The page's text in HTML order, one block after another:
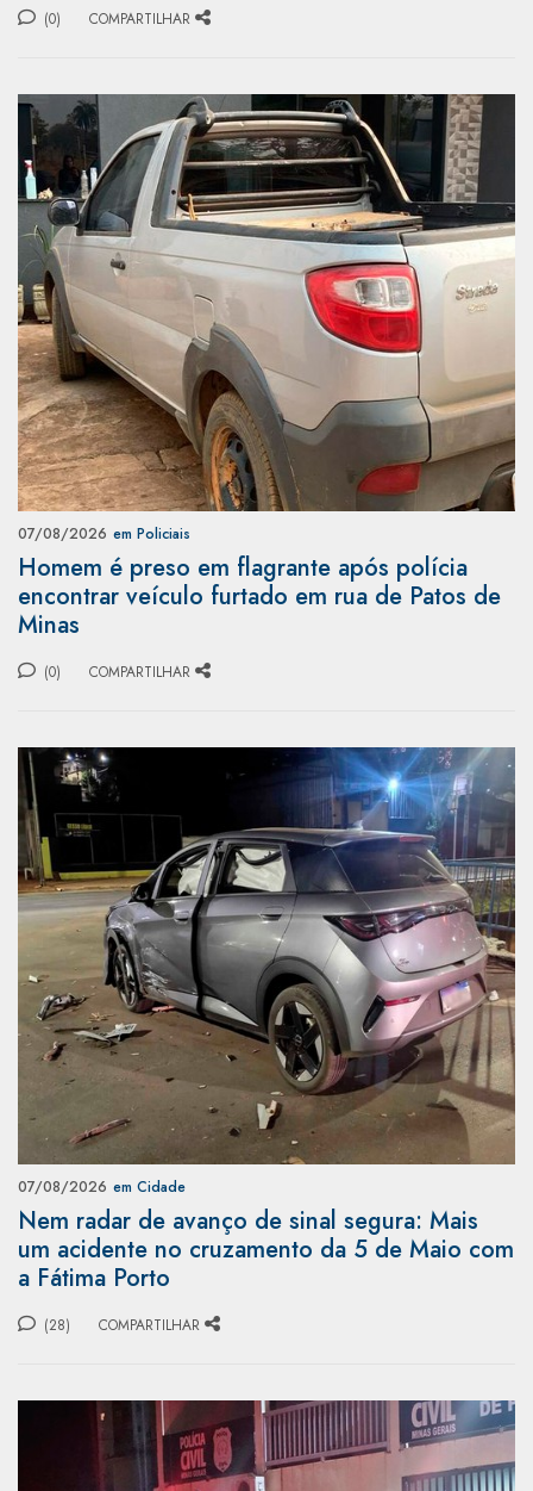
(0) COMPARTILHAR
07/08/2026 em Policiais
Homem é preso em flagrante após polícia
encontrar veículo furtado em rua de Patos de
Minas
(0) COMPARTILHAR
07/08/2026 em Cidade
Nem radar de avanço de sinal segura: Mais
um acidente no cruzamento da 5 de Maio com
a Fátima Porto
(28) COMPARTILHAR